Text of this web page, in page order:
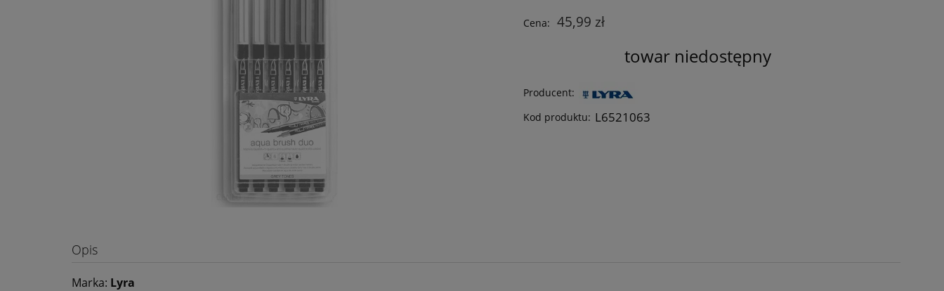
Cena: 45,99 zł
towar niedostępny
Producent:
Kod produktu: L6521063
Opis
Marka: Lyra